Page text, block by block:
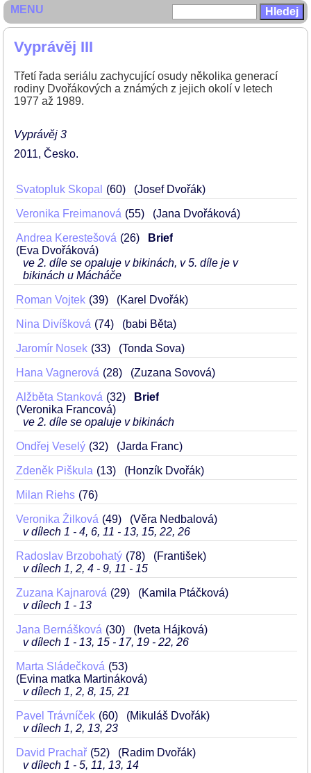
Vyprávěj III
Třetí řada seriálu zachycující osudy několika generací
rodiny Dvořákových a známých z jejich okolí v letech
1977 až 1989.
Vyprávěj 3
2011 Česko
Svatopluk Skopal 60 (Josef Dvořák)
Veronika Freimanová 55 (Jana Dvořáková)
Andrea Kerestešová 26
Brief
(Eva Dvořáková)
ve 2. díle se opaluje v bikinách, v 5. díle je v
bikinách u Mácháče
Roman Vojtek 39 (Karel Dvořák)
Nina Divíšková 74 (babi Běta)
Jaromír Nosek 33 (Tonda Sova)
Hana Vagnerová 28 (Zuzana Sovová)
Alžběta Stanková 32
Brief
(Veronika Francová)
ve 2. díle se opaluje v bikinách
Ondřej Veselý 32 (Jarda Franc)
Zdeněk Piškula 13 (Honzík Dvořák)
Milan Riehs 76
Veronika Žilková 49
(Věra Nedbalová)
v dílech 1 - 4, 6, 11 - 13, 15, 22, 26
Radoslav Brzobohatý 78
(František)
v dílech 1, 2, 4 - 9, 11 - 15
Zuzana Kajnarová 29
(Kamila Ptáčková)
v dílech 1 - 13
Jana Bernášková 30
(Iveta Hájková)
v dílech 1 - 13, 15 - 17, 19 - 22, 26
Marta Sládečková
53
(Evina matka Martináková)
v dílech 1, 2, 8, 15, 21
Pavel Trávníček 60
(Mikuláš Dvořák)
v dílech 1, 2, 13, 23
David Prachař 52
(Radim Dvořák)
v dílech 1 - 5, 11, 13, 14
MENU